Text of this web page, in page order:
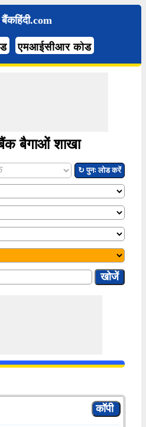
बैंकहिंदी.com
एमआईसीआर कोड
बैंक बैगाओं शाखा
↻ पुनः लोड करें